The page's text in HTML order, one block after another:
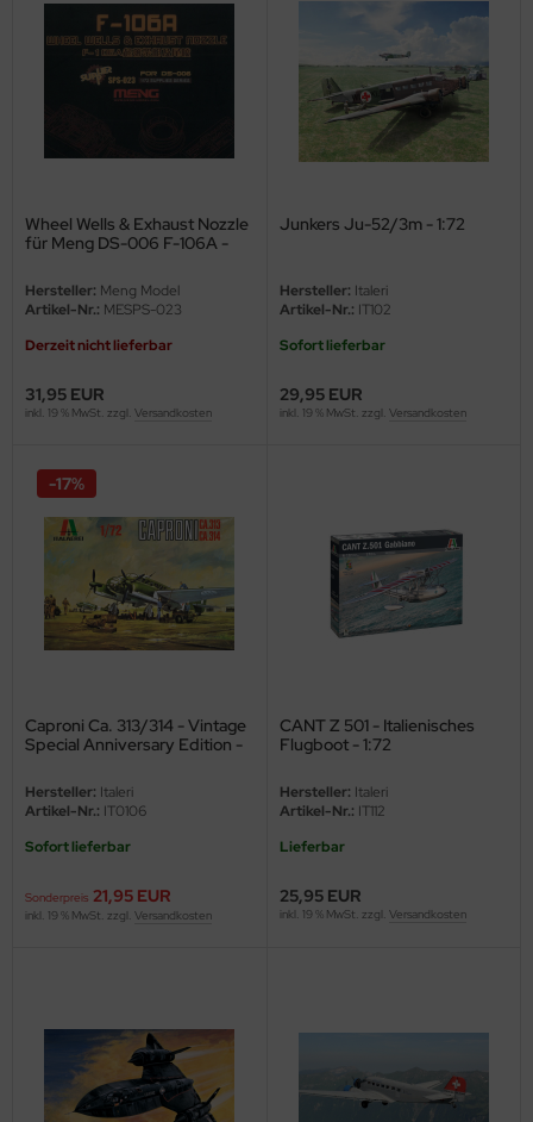
Wheel Wells & Exhaust Nozzle
für Meng DS-006 F-106A -
Hersteller: Meng Model
Artikel-Nr.: MESPS-023
Derzeit nicht lieferbar
31,95 EUR
inkl. 19 % MwSt. zzgl. Versandkosten
Junkers Ju-52/3m - 1:72
Hersteller: Italeri
Artikel-Nr.: IT102
Sofort lieferbar
29,95 EUR
inkl. 19 % MwSt. zzgl. Versandkosten
Caproni Ca. 313/314 - Vintage
Special Anniversary Edition -
Hersteller: Italeri
Artikel-Nr.: IT0106
Sofort lieferbar
Sonderpreis 21,95 EUR
-17%
inkl. 19 % MwSt. zzgl. Versandkosten
CANT Z 501 - Italienisches
Flugboot - 1:72
Hersteller: Italeri
Artikel-Nr.: IT112
Lieferbar
25,95 EUR
inkl. 19 % MwSt. zzgl. Versandkosten
Beemax
Lights
Model
Field Model
Model
Hobby